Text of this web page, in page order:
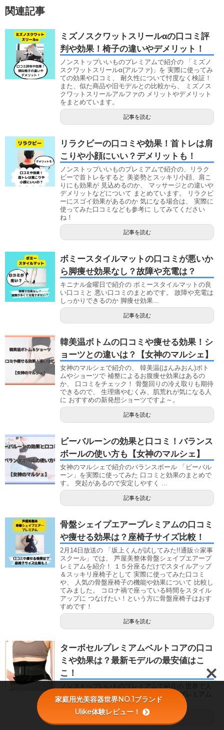
関連記事
ミズノスクワットスリールαの口コミ評
判や効果！椅子の違いやデメリット！
ノンストップいいものプレミアムで紹介の 「ミズノ
スクワットスリールα(アルファ)」を 実際に使ってみ
ての効果や口コミ、 耐久性について忖度なく検証！
また、似た商品や旧モデルとの比較から、 ミズノス
クワットスリールアルファの メリットやデメリット
をまとめています。
記事を読む
リラクビーの口コミや効果！首トレは肩
こりや小顔にいい？デメリットも！
ノンストップいいものプレミアムで紹介の、リラク
ビーで首トレをすると 美姿勢とスッキリ小顔、肩こ
りにも効果が 見込めるのか、 マッサージとの違いや
デメリットなどについて まとめています。 リラクビ
ーにスゴイ効果があるのか 気になる場合は、 実際に
使ってみた口コミなども参考に してみてください
ね！
記事を読む
ボミースタイルマットの口コミが悪いか
ら脚痩せ効果なし？故障や充電は？
キニナル金曜日で紹介の ボミースタイルマットの良
い口コミと 悪い口コミのまとめです。 故障や充電は
しっかりできるのか 脚痩せ効果...
記事を読む
韓美温ボトムの口コミや痩せる効果！シ
ョーツとの違いは？【女神のマルシェ】
女神のマルシェで紹介の、 韓美温(はんみおん)ボト
ムやショーツで 補整によるお腹痩せ効果はあるの
か、 口コミをチェック！ 骨盤回りの冷え取りも期待
できるので、 生理痛やむくみ、肌荒れが気になる人
に おすすめの新発想ショーツですよ～。
記事を読む
ビーバルーンの効果と口コミ！バランス
ボールの使い方も【女神のマルシェ】
女神のマルシェで紹介のバランスボール 「ビーバル
ーン」を実際に使ってみた 口コミと効果のまとめで
す。 突起があるので安定しやすく ...
記事を読む
骨盤シェイプエアープレミアムの口コミ
や痩せる効果は？座椅子サイズ比較！
2月14日放送の 「坂上くんが試してみた!!通販☆家事
スクール」では、 芦屋美整体骨盤シェイプエアープ
レミアムを紹介！ １５分座るだけでスタイルアップ
＆スッキリ座椅子として 実際に使ってみた口コミ
や、 人気の骨盤座椅子の機能や効果について 比較し
てみました。 コロナ禍で座っている時間をスタイル
アップに つなげたい！という方に骨盤座椅子はおす
すめです！
記事を読む
ターボセルプレミアムベルトコアの口コ
ミや効果は？最新モデルの最安値はこ
こ！
ノンストップいいものプレミアムで紹介の 世界で人
気のターボセルインナー、 「ターボセルプレミアム
ベルトコア」の 最新モデルは、 ...
記事を読む
家庭用光美容器世界NO.1ブランド
Ulike体験レビュー！